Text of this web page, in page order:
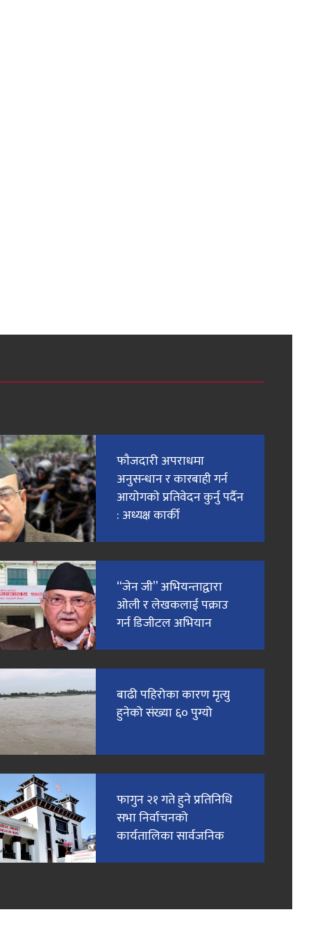
फाैजदारी अपराधमा
अनुसन्धान र कारबाही गर्न
आयाेगकाे प्रतिवेदन कुर्नु पर्दैन
: अध्यक्ष कार्की
“जेन जी” अभियन्ताद्वारा
ओली र लेखकलाई पक्राउ
गर्न डिजीटल अभियान
बाढी पहिरोका कारण मृत्यु
हुनेको संख्या ६० पुग्यो
फागुन २१ गते हुने प्रतिनिधि
सभा निर्वाचनको
कार्यतालिका सार्वजनिक